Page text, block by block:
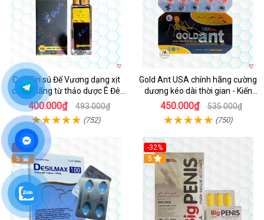
Cao Sìn sú Đế Vương dạng xịt
chính hãng từ thảo dược Ê Đê
Việt Nam
400.000₫ 493.000₫
(752)
Gold Ant USA chính hãng cường
dương kéo dài thời gian - Kiến
Vàng Đen Tây Tạng
450.000₫ 535.000₫
(750)
-6%
5
-32%
5